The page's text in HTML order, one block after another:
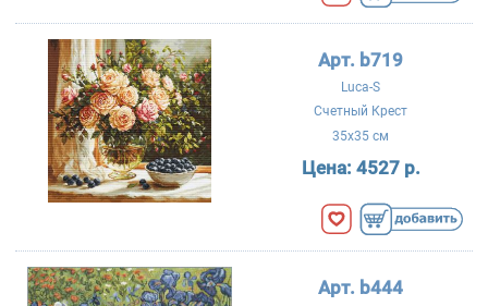
Арт. b719
Luca-S
Счетный Крест
35x35 см
Цена: 4527 р.
Арт. b444